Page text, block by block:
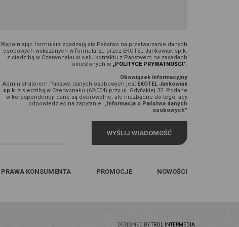
Wypełniając formularz zgadzają się Państwo na przetwarzanie danych
osobowych wskazanych w formularzu przez EKOTEL Jankowiak sp.k.
z siedzibą w Czerwonaku w celu kontaktu z Państwem na zasadach
określonych w „POLITYCE PRYWATNOŚCI”.
Obowiązek informacyjny
Administratorem Państwa danych osobowych jest EKOTEL Jankowiak
sp.k. z siedzibą w Czerwonaku (62-004) przy ul. Gdyńskiej 32. Podane
w korespondencji dane są dobrowolne, ale niezbędne do tego, aby
odpowiedzieć na zapytanie. „Informacja o Państwa danych
osobowych”
PRAWA KONSUMENTA PROMOCJE NOWOŚCI
DESIGNED BYTROL INTERMEDIA